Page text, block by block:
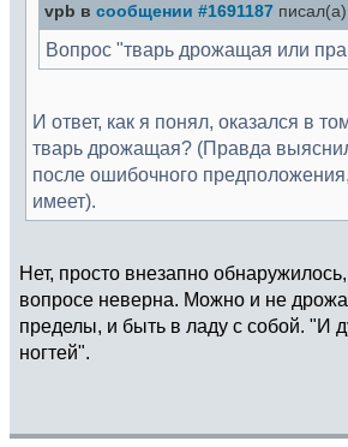
vpb в сообщении #1691187
Вопрос "тварь дрожащая или
И ответ, как я понял, оказался в
тварь дрожащая? (Правда
после ошибочного
имеет).
Нет, просто внезапно
вопросе неверна. Можно и не
пределы, и быть в ладу с собой. "И
ногтей".